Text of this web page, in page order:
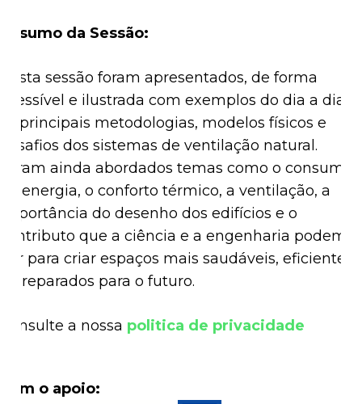
da Sessão:
sessão foram apresentados, de forma
e ilustrada com exemplos do dia a dia,
principais metodologias, modelos físicos e
dos sistemas de ventilação natural.
ainda abordados temas como o consumo
energia, o conforto térmico, a ventilação, a
do desenho dos edifícios e o
que a ciência e a engenharia podem
para criar espaços mais saudáveis, eficientes
preparados para o futuro.
a nossa politica de privacidade
o apoio: